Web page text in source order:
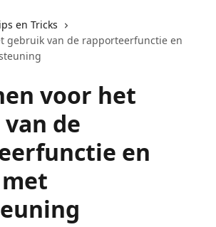
en Tricks
gebruik van de rapporteerfunctie en
voor het
de
en